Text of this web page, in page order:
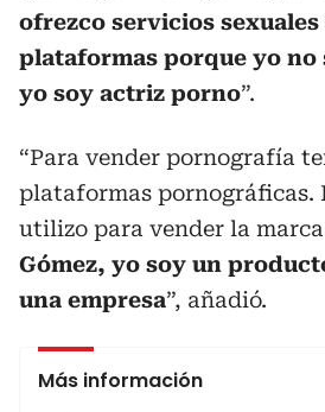
ofrezco servicios
plataformas porque yo
yo soy actriz porno”.
“Para vender pornografía
plataformas pornográficas.
utilizo para vender la
Gómez, yo soy un
una empresa”, añadió.
Más información